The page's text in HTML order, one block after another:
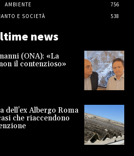
AMBIENTE
756
E SOCIETÀ
538
news
(ONA): «La
il contenzioso»
dell’ex Albergo Roma
che riaccendono